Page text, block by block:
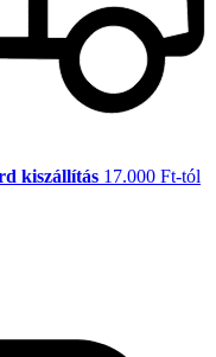
kiszállítás 17.000 Ft-tól